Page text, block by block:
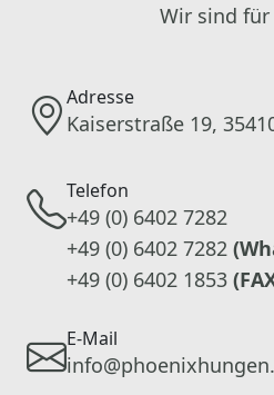
Wir sind für
Adresse
Kaiserstraße 19,
Telefon
+49 (0) 6402 7282
+49 (0) 6402 7282
+49 (0) 6402 1853
E-Mail